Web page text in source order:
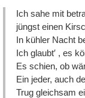
Ich sahe mit
jüngst einen
In kühler Nacht
Ich glaubt′ , es
Es schien, ob
Ein jeder, auch
Trug gleichsam